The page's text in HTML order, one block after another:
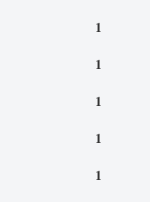
1
1
1
1
1